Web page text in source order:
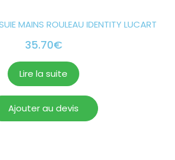
MAINS ROULEAU IDENTITY LUCART
35.70€
Lire la suite
Ajouter au devis